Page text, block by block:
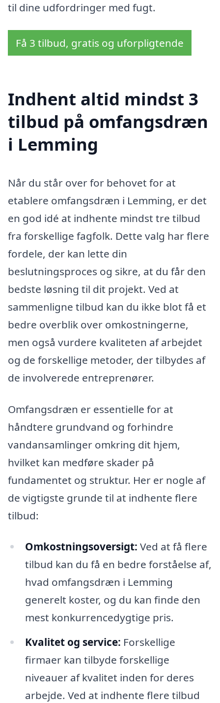
til dine udfordringer med fugt.
Få 3 tilbud, gratis og uforpligtende
Indhent altid mindst 3
tilbud på omfangsdræn
i Lemming
Når du står over for behovet for at
etablere omfangsdræn i Lemming, er det
en god idé at indhente mindst tre tilbud
fra forskellige fagfolk. Dette valg har flere
fordele, der kan lette din
beslutningsproces og sikre, at du får den
bedste løsning til dit projekt. Ved at
sammenligne tilbud kan du ikke blot få et
bedre overblik over omkostningerne,
men også vurdere kvaliteten af arbejdet
og de forskellige metoder, der tilbydes af
de involverede entreprenører.
Omfangsdræn er essentielle for at
håndtere grundvand og forhindre
vandansamlinger omkring dit hjem,
hvilket kan medføre skader på
fundamentet og struktur. Her er nogle af
de vigtigste grunde til at indhente flere
tilbud:
Omkostningsoversigt: Ved at få flere
tilbud kan du få en bedre forståelse af,
hvad omfangsdræn i Lemming
generelt koster, og du kan finde den
mest konkurrencedygtige pris.
Kvalitet og service: Forskellige
firmaer kan tilbyde forskellige
niveauer af kvalitet inden for deres
arbejde. Ved at indhente flere tilbud